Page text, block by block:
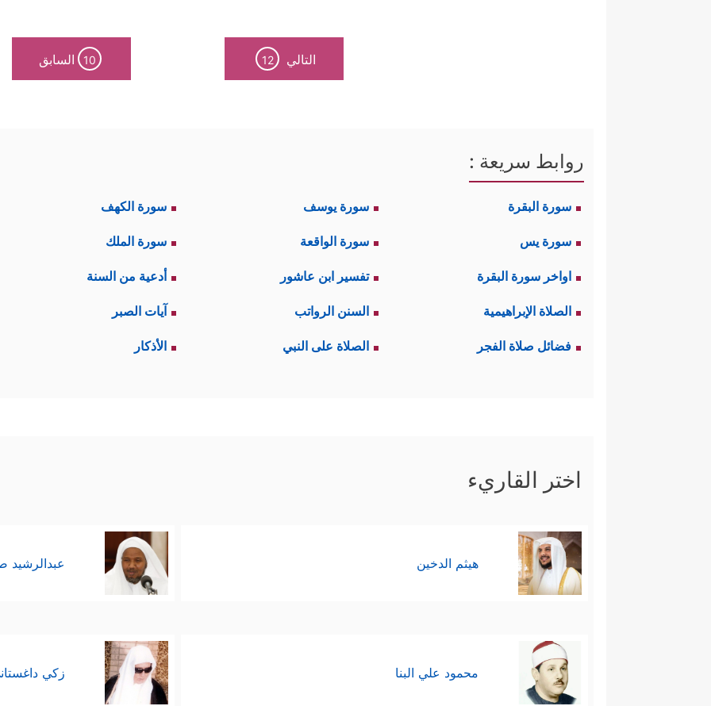
التالي 12
10 السابق
روابط سريعة :
سورة البقرة سورة يوسف سورة الكهف
سورة يس سورة الواقعة سورة الملك
اواخر سورة البقرة تفسير ابن عاشور أدعية من السنة
الصلاة الإبراهيمية السنن الرواتب آيات الصبر
فضائل صلاة الفجر الصلاة على النبي الأذكار
اختر القاريء
هيثم الدخين عبدالرشيد
محمود علي البنا زكي